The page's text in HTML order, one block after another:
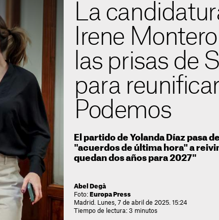
La
Irene
las prisas de
para
Podemos
El partido de Yolanda Díaz pasa
"acuerdos de última hora" a
quedan dos años para 2027"
Abel Degà
Foto: Europa Press
Madrid. Lunes, 7 de abril de 2025. 15:24
Tiempo de lectura: 3 minutos